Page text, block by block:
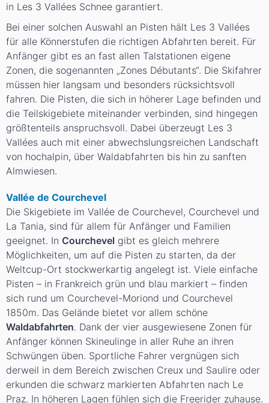
in Les 3 Vallées Schnee garantiert.
Bei einer solchen Auswahl an Pisten hält Les 3 Vallées
für alle Könnerstufen die richtigen Abfahrten bereit. Für
Anfänger gibt es an fast allen Talstationen eigene
Zonen, die sogenannten „Zones Débutants“. Die Skifahrer
müssen hier langsam und besonders rücksichtsvoll
fahren. Die Pisten, die sich in höherer Lage befinden und
die Teilskigebiete miteinander verbinden, sind hingegen
größtenteils anspruchsvoll. Dabei überzeugt Les 3
Vallées auch mit einer abwechslungsreichen Landschaft
von hochalpin, über Waldabfahrten bis hin zu sanften
Almwiesen.
Vallée de Courchevel
Die Skigebiete im Vallée de Courchevel, Courchevel und
La Tania, sind für allem für Anfänger und Familien
geeignet. In Courchevel gibt es gleich mehrere
Möglichkeiten, um auf die Pisten zu starten, da der
Weltcup-Ort stockwerkartig angelegt ist. Viele einfache
Pisten – in Frankreich grün und blau markiert – finden
sich rund um Courchevel-Moriond und Courchevel
1850m. Das Gelände bietet vor allem schöne
Waldabfahrten. Dank der vier ausgewiesene Zonen für
Anfänger können Skineulinge in aller Ruhe an ihren
Schwüngen üben. Sportliche Fahrer vergnügen sich
derweil in dem Bereich zwischen Creux und Saulire oder
erkunden die schwarz markierten Abfahrten nach Le
Praz. In höheren Lagen fühlen sich die Freerider zuhause.